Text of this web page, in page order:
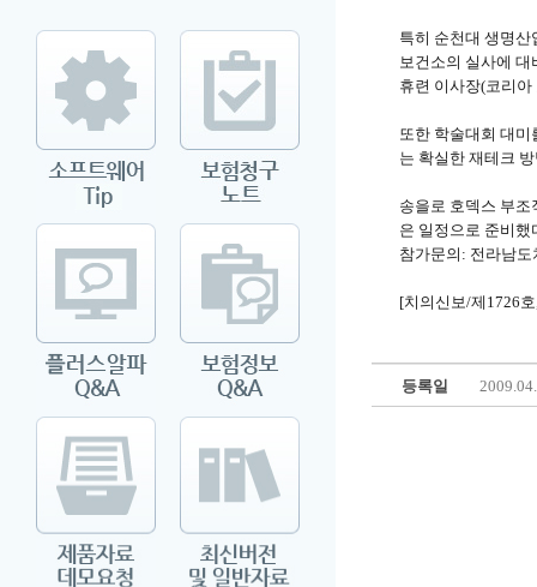
특히 순천대 생명
보건소의 실사에
휴련 이사장(코리
또한 학술대회 대
는 확실한 재테크
송을로 호덱스 부
은 일정으로 준비
참가문의: 전라남도
[치의신보/제1726
등록일